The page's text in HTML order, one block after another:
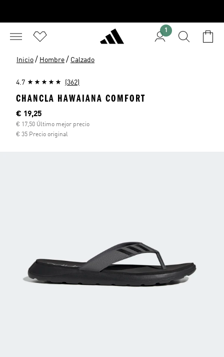
1
Inicio / Hombre / Calzado
4.7 (362)
CHANCLA HAWAIANA COMFORT
Precio actual
€ 19,25
€ 17,50 Último mejor precio
€ 35 Precio original